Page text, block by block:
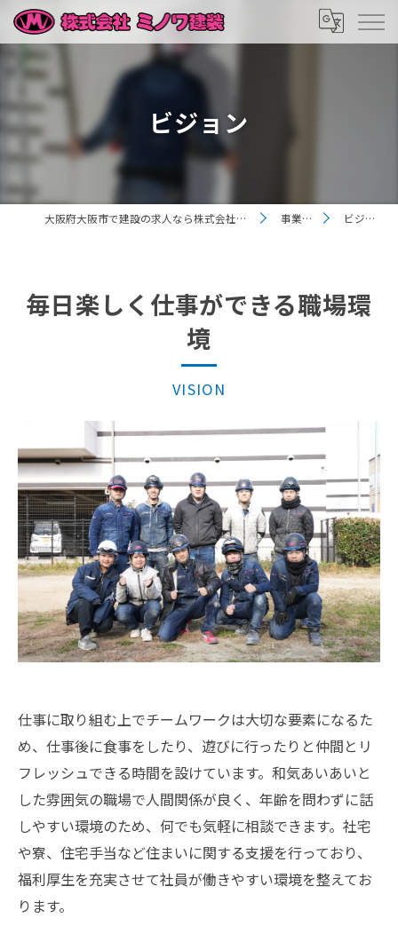
ビジョン
大阪府大阪市で建設の求人なら株式会社ミノワ建装 事業内容 ビジョン
毎日楽しく仕事ができる職場環
境
VISION
仕事に取り組む上でチームワークは大切な要素になるた
め、仕事後に食事をしたり、遊びに行ったりと仲間とリ
フレッシュできる時間を設けています。和気あいあいと
した雰囲気の職場で人間関係が良く、年齢を問わずに話
しやすい環境のため、何でも気軽に相談できます。社宅
や寮、住宅手当など住まいに関する支援を行っており、
福利厚生を充実させて社員が働きやすい環境を整えてお
ります。